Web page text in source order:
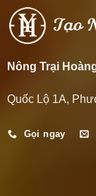
Nông Trại
Quốc Lộ 1A,
Gọi ngay